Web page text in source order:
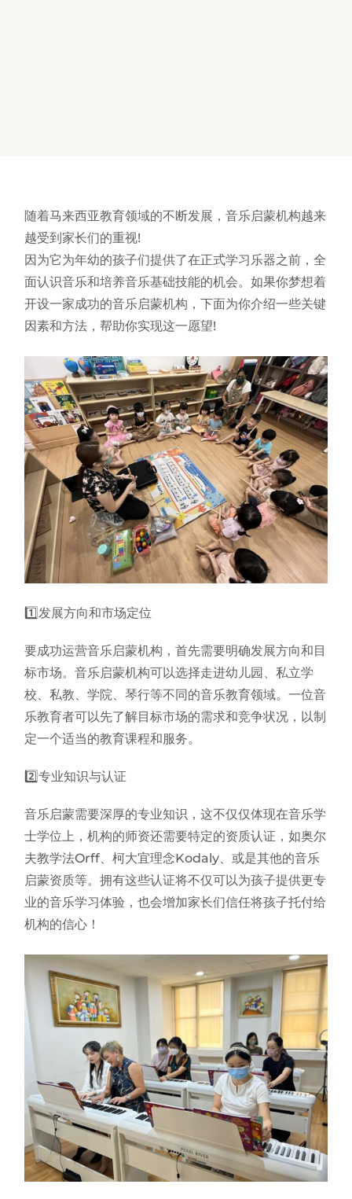
随着马来西亚教育领域的不断发展，音乐启蒙机构越来
越受到家长们的重视!
因为它为年幼的孩子们提供了在正式学习乐器之前，全
面认识音乐和培养音乐基础技能的机会。如果你梦想着
开设一家成功的音乐启蒙机构，下面为你介绍一些关键
因素和方法，帮助你实现这一愿望!
1️⃣发展方向和市场定位
要成功运营音乐启蒙机构，首先需要明确发展方向和目
标市场。音乐启蒙机构可以选择走进幼儿园、私立学
校、私教、学院、琴行等不同的音乐教育领域。一位音
乐教育者可以先了解目标市场的需求和竞争状况，以制
定一个适当的教育课程和服务。
2️⃣专业知识与认证
音乐启蒙需要深厚的专业知识，这不仅仅体现在音乐学
士学位上，机构的师资还需要特定的资质认证，如奥尔
夫教学法Orff、柯大宜理念Kodaly、或是其他的音乐
启蒙资质等。拥有这些认证将不仅可以为孩子提供更专
业的音乐学习体验，也会增加家长们信任将孩子托付给
机构的信心！